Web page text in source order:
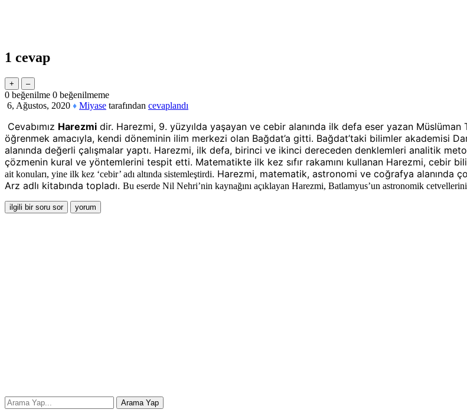
1 cevap
0 beğenilme 0 beğenilmeme
6, Ağustos, 2020 ♦ Miyase tarafından cevaplandı
Cevabımız Harezmi dir. Harezmi, 9. yüzyılda yaşayan ve cebir alanında ilk defa eser yazan
öğrenmek amacıyla, kendi döneminin ilim merkezi olan Bağdat’a gitti. Bağdat’taki bilimler akademisi
alanında değerli çalışmalar yaptı. Harezmi, ilk defa, birinci ve ikinci dereceden denklemleri analitik
çözmenin kural ve yöntemlerini tespit etti. Matematikte ilk kez sıfır rakamını kullanan Harezmi, cebir
ait konuları, yine ilk kez ‘cebir’ adı altında sistemleştirdi. Harezmi, matematik, astronomi ve coğrafya alanında
Arz adlı kitabında topladı. Bu eserde Nil Nehri’nin kaynağını açıklayan Harezmi, Batlamyus’un astronomik